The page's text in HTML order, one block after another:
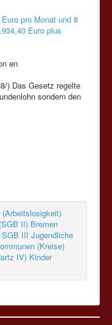
pro Monat und 8
Euro plus
en
) Das Gesetz regelte
sondern den
II) Bremen
SGB III Jugendliche
(Kreise)
IV) Kinder